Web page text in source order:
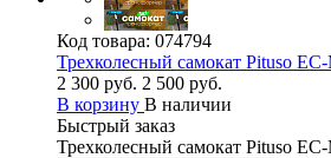
Код товара: 074794
Трехколесный самокат Pituso
2 300 руб. 2 500 руб.
В корзину В наличии
Быстрый заказ
Трехколесный самокат Pituso